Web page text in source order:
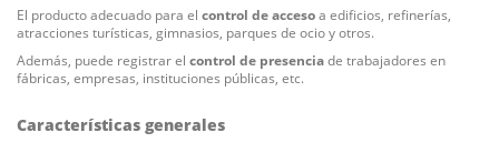
El producto adecuado para el control de accesoa edificios, refinerías,
atracciones turísticas, gimnasios, parques de ocio y otros.
Además, puede registrar el control de presenciade trabajadores en
fábricas, empresas, instituciones públicas, etc.
Características generales